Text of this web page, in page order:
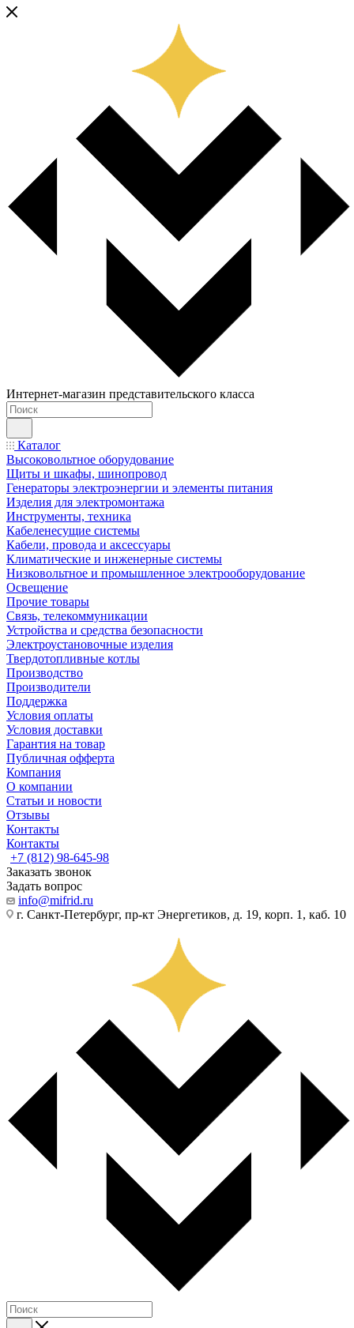
Интернет-магазин представительского класса
Каталог
Высоковольтное оборудование
Щиты и шкафы, шинопровод
Генераторы электроэнергии и элементы питания
Изделия для электромонтажа
Инструменты, техника
Кабеленесущие системы
Кабели, провода и аксессуары
Климатические и инженерные системы
Низковольтное и промышленное электрооборудование
Освещение
Прочие товары
Связь, телекоммуникации
Устройства и средства безопасности
Электроустановочные изделия
Твердотопливные котлы
Производство
Производители
Поддержка
Условия оплаты
Условия доставки
Гарантия на товар
Публичная офферта
Компания
О компании
Статьи и новости
Отзывы
Контакты
Контакты
+7 (812) 98-645-98
Заказать звонок
Задать вопрос
info@mifrid.ru
г. Санкт-Петербург, пр-кт Энергетиков, д. 19, корп. 1, каб. 10